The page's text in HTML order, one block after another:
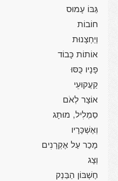
גַּבּוֹ עָמוּס
חוֹבוֹת
וְיַחְצָנוּת
אוֹתוֹת כָּבוֹד
פָנָיו כֻּסּוּ
קַעֲקוּעֵי
אוֹצָר לְאֹם
סַמְלִיל, מוּתָג
וְאֶשְׁכָּרָיו
מָכַר עַל אֶקְרָנִים
וְצָג
חֶשְׁבּוֹן הַבַּנְק